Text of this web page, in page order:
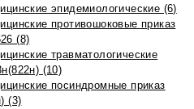
эпидемиологические (6)
противошоковые приказ
(8)
травматологические
(10)
посиндромные приказ
(3)